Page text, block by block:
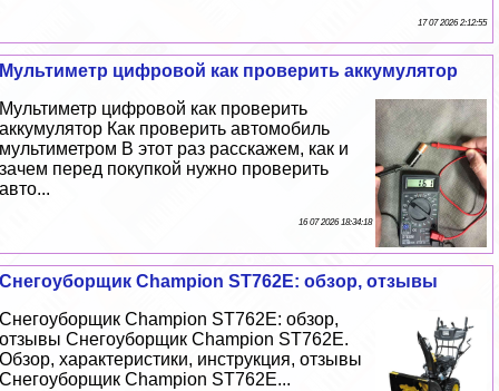
17 07 2026 2:12:55
Мультиметр цифровой как проверить аккумулятор
Мультиметр цифровой как проверить
аккумулятор Как проверить автомобиль
мультиметром В этот раз расскажем, как и
зачем перед покупкой нужно проверить
авто...
16 07 2026 18:34:18
Снегоуборщик Champion ST762E: обзор, отзывы
Снегоуборщик Champion ST762E: обзор,
отзывы Снегоуборщик Champion ST762E.
Обзор, хаpaктеристики, инструкция, отзывы
Снегоуборщик Champion ST762E...